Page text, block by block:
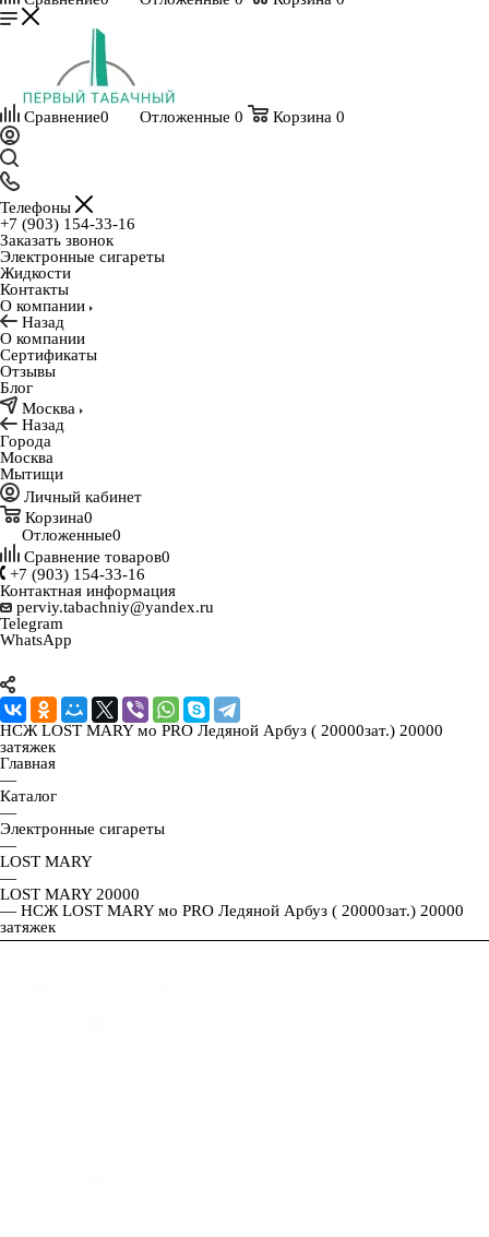
Сравнение0 Отложенные 0 Корзина 0
Телефоны
+7 (903) 154-33-16
Заказать звонок
Электронные сигареты
Жидкости
Контакты
О компании
Назад
О компании
Сертификаты
Отзывы
Блог
Москва
Назад
Города
Москва
Мытищи
Личный кабинет
Корзина0
Отложенные0
Сравнение товаров0
+7 (903) 154-33-16
Контактная информация
perviy.tabachniy@yandex.ru
Telegram
WhatsApp
НСЖ LOST MARY мо PRO Ледяной Арбуз ( 20000зат.) 20000
затяжек
Главная
—
Каталог
—
Электронные сигареты
—
LOST MARY
—
LOST MARY 20000
— НСЖ LOST MARY мо PRO Ледяной Арбуз ( 20000зат.) 20000
затяжек